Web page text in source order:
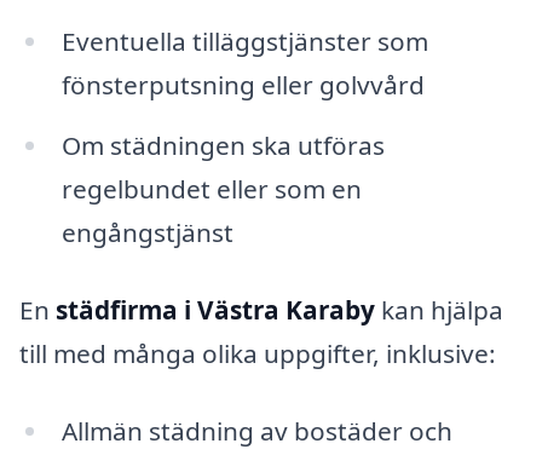
Eventuella tilläggstjänster som
fönsterputsning eller golvvård
Om städningen ska utföras
regelbundet eller som en
engångstjänst
En städfirma i Västra Karaby kan hjälpa
till med många olika uppgifter, inklusive:
Allmän städning av bostäder och